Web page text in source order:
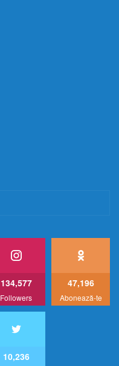
134,577
Followers
47,196
Abonează-te
10,236